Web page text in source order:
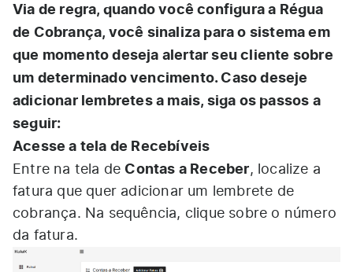
Via de regra, quando você configura a Régua
de Cobrança, você sinaliza para o sistema em
que momento deseja alertar seu cliente sobre
um determinado vencimento. Caso deseje
adicionar lembretes a mais, siga os passos a
seguir:
Acesse a tela de Recebíveis
Entre na tela de Contas a Receber, localize a
fatura que quer adicionar um lembrete de
cobrança. Na sequência, clique sobre o número
da fatura.